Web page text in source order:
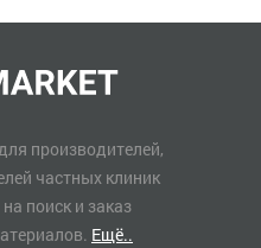
производителей,
частных клиник
поиск и заказ
Ещё..